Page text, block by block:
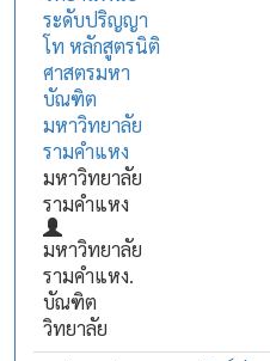
ระดับปริญญา
โท หลักสูตรนิติ
ศาสตรมหา
บัณฑิต
มหาวิทยาลัย
รามคำแหง
มหาวิทยาลัย
รามคำแหง
มหาวิทยาลัย
รามคำแหง.
บัณฑิต
วิทยาลัย